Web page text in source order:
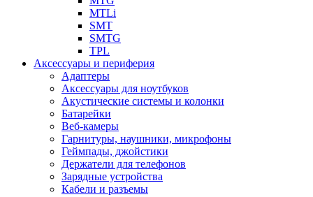
MTLi
SMT
SMTG
TPL
Аксессуары и периферия
Адаптеры
Аксессуары для ноутбуков
Акустические системы и колонки
Батарейки
Веб-камеры
Гарнитуры, наушники, микрофоны
Геймпады, джойстики
Держатели для телефонов
Зарядные устройства
Кабели и разъемы